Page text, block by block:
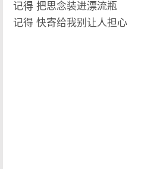
记得 把思念装进漂流瓶
记得 快寄给我别让人担心